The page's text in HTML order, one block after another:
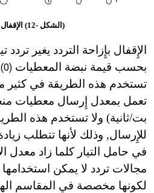
(الشكل -12) الإقفال بإزاحة التردد
الإِقفال بإِزاحة التردد يغير
بحسب قيمة نبضة المعطيات (0)
تستخدم هذه الطريقة في كثير
تعمل بمعدل إِرسال معطيات
بت/ثانية) ولا تستخدم هذه
للإِرسال, وذلك لأنها تتطلب
في حامل التيار كلما زاد معدل
مجالات تردد لا يمكن
لكونها مخصصة في المقاسم